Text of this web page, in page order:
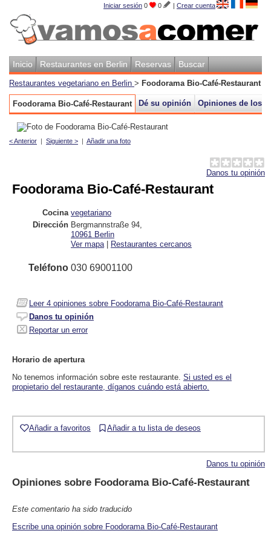
Iniciar sesión 0 0 | Crear cuenta
Inicio Restaurantes en Berlin Reservas Buscar
Restaurantes vegetariano en Berlin > Foodorama Bio-Café-Restaurant
Foodorama Bio-Café-Restaurant Dé su opinión Opiniones de los
< Anterior | Siguiente > | Añadir una foto
Danos tu opinión
Foodorama Bio-Café-Restaurant
Cocina vegetariano
Dirección Bergmannstraße 94
10961 Berlin
Ver mapa | Restaurantes cercanos
Teléfono 030 69001100
Leer 4 opiniones sobre Foodorama Bio-Café-Restaurant
Danos tu opinión
Reportar un error
Horario de apertura
No tenemos información sobre este restaurante. Si usted es el
propietario del restaurante, díganos cuándo está abierto.
Añadir a favoritos Añadir a tu lista de deseos
Danos tu opinión
Opiniones sobre Foodorama Bio-Café-Restaurant
Este comentario ha sido traducido
Escribe una opinión sobre Foodorama Bio-Café-Restaurant